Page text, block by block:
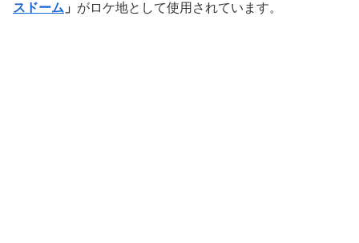
スドーム 」 がロケ地として使用されています。